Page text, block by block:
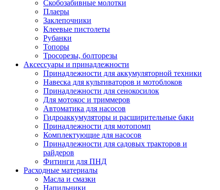
Скобозабивные молотки
Плаеры
Заклепочники
Клеевые пистолеты
Рубанки
Топоры
Тросорезы, болторезы
Аксессуары и принадлежности
Принадлежности для аккумуляторной техники
Навеска для культиваторов и мотоблоков
Принадлежности для сенокосилок
Для мотокос и триммеров
Автоматика для насосов
Гидроаккумуляторы и расширительные баки
Принадлежности для мотопомп
Комплектующие для насосов
Принадлежности для садовых тракторов и
райдеров
Фитинги для ПНД
Расходные материалы
Масла и смазки
Напильники